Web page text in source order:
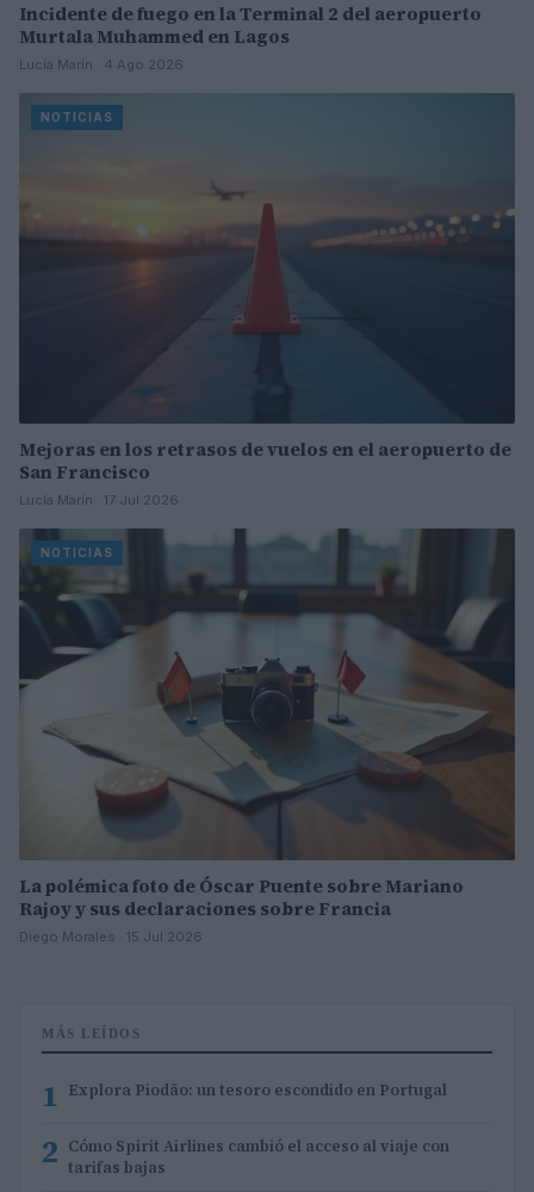
Incidente de fuego en la Terminal 2 del aeropuerto
Murtala Muhammed en Lagos
Lucía Marín · 4 Ago 2026
NOTICIAS
Mejoras en los retrasos de vuelos en el aeropuerto de
San Francisco
Lucía Marín · 17 Jul 2026
NOTICIAS
La polémica foto de Óscar Puente sobre Mariano
Rajoy y sus declaraciones sobre Francia
Diego Morales · 15 Jul 2026
MÁS LEÍDOS
1 Explora Piodão: un tesoro escondido en Portugal
2 Cómo Spirit Airlines cambió el acceso al viaje con
tarifas bajas